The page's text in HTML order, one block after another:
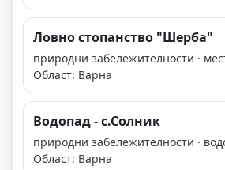
Ловно стопанство "Шерба"
природни забележителности ·
Област: Варна
Водопад - с.Солник
природни забележителности ·
Област: Варна